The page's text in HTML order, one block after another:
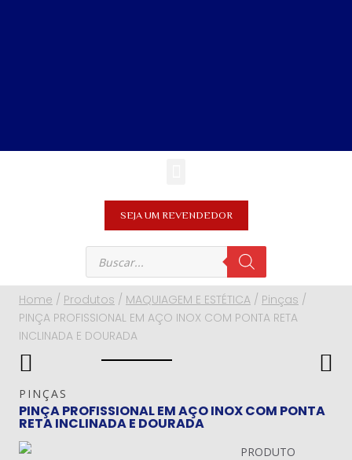
SEJA UM REVENDEDOR
Home / Produtos / MAQUIAGEM E ESTÉTICA / Pinças /
PINÇA PROFISSIONAL EM AÇO INOX COM PONTA RETA
INCLINADA E DOURADA
PINÇAS
PINÇA PROFISSIONAL EM AÇO INOX COM PONTA
RETA INCLINADA E DOURADA
PRODUTO